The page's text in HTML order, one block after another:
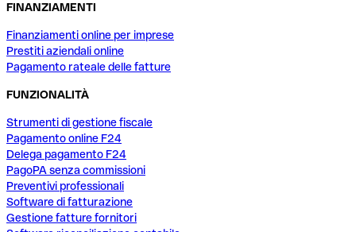
FINANZIAMENTI
Finanziamenti online per imprese
Prestiti aziendali online
Pagamento rateale delle fatture
FUNZIONALITÀ
Strumenti di gestione fiscale
Pagamento online F24
Delega pagamento F24
PagoPA senza commissioni
Preventivi professionali
Software di fatturazione
Gestione fatture fornitori